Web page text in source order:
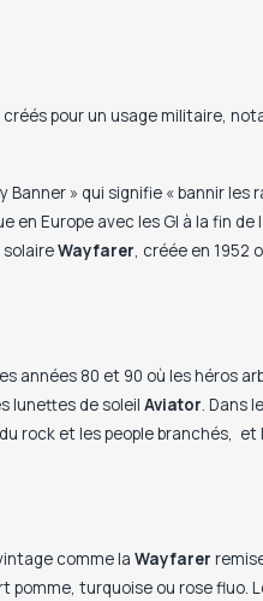
pour un usage militaire,
Banner » qui signifie « bannir les
en Europe avec les GI à la fin de
solaireWayfarer, créée en 1952
années 80 et 90 où les héros
lunettes de soleil Aviator. Dans
rock et les people branchés, et
comme la Wayfarer
pomme, turquoise ou rose fluo.